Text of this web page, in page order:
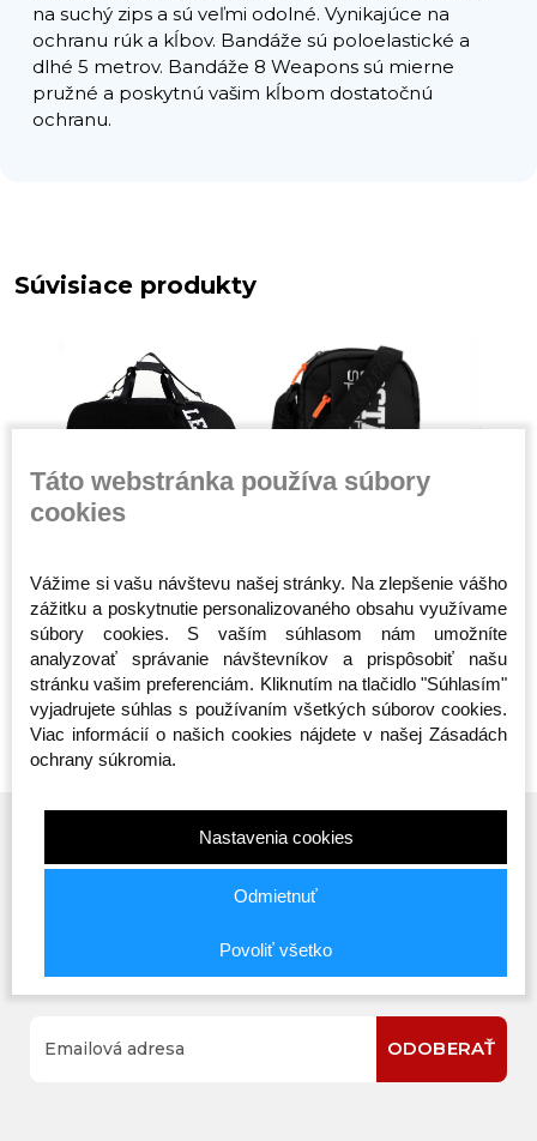
na suchý zips a sú veľmi odolné. Vynikajúce na
ochranu rúk a kĺbov. Bandáže sú poloelastické a
dlhé 5 metrov. Bandáže 8 Weapons sú mierne
pružné a poskytnú vašim kĺbom dostatočnú
ochranu.
Súvisiace produkty
(Batoh)
65,00 €
- čierna
Skladom
20,00 € 19,00 €
Buďte prvý, kto to vie. Zaregistrujte sa na odber
noviniek ešte dnes
ODOBERAŤ
Táto webstránka používa súbory
cookies
Vážime si vašu návštevu našej stránky. Na zlepšenie vášho
zážitku a poskytnutie personalizovaného obsahu využívame
súbory cookies. S vaším súhlasom nám umožníte
analyzovať správanie návštevníkov a prispôsobiť našu
stránku vašim preferenciám. Kliknutím na tlačidlo "Súhlasím"
vyjadrujete súhlas s používaním všetkých súborov cookies.
Viac informácií o našich cookies nájdete v našej Zásadách
ochrany súkromia.
Nastavenia cookies
Odmietnuť
Povoliť všetko